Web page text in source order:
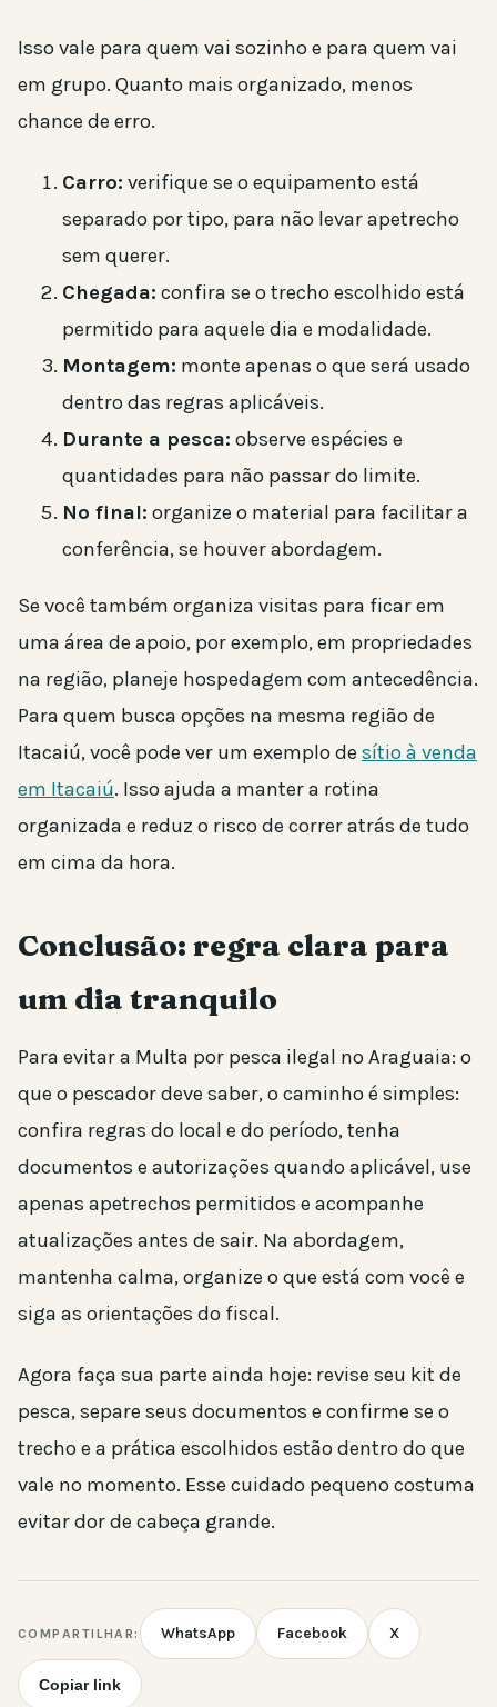
Isso vale para quem vai sozinho e para quem vai
em grupo. Quanto mais organizado, menos
chance de erro.
Carro: verifique se o equipamento está
separado por tipo, para não levar apetrecho
sem querer.
Chegada: confira se o trecho escolhido está
permitido para aquele dia e modalidade.
Montagem: monte apenas o que será usado
dentro das regras aplicáveis.
Durante a pesca: observe espécies e
quantidades para não passar do limite.
No final: organize o material para facilitar a
conferência, se houver abordagem.
Se você também organiza visitas para ficar em
uma área de apoio, por exemplo, em propriedades
na região, planeje hospedagem com antecedência.
Para quem busca opções na mesma região de
Itacaiú, você pode ver um exemplo de sítio à venda
em Itacaiú. Isso ajuda a manter a rotina
organizada e reduz o risco de correr atrás de tudo
em cima da hora.
Conclusão: regra clara para
um dia tranquilo
Para evitar a Multa por pesca ilegal no Araguaia: o
que o pescador deve saber, o caminho é simples:
confira regras do local e do período, tenha
documentos e autorizações quando aplicável, use
apenas apetrechos permitidos e acompanhe
atualizações antes de sair. Na abordagem,
mantenha calma, organize o que está com você e
siga as orientações do fiscal.
Agora faça sua parte ainda hoje: revise seu kit de
pesca, separe seus documentos e confirme se o
trecho e a prática escolhidos estão dentro do que
vale no momento. Esse cuidado pequeno costuma
evitar dor de cabeça grande.
COMPARTILHAR: WhatsApp Facebook X
Copiar link